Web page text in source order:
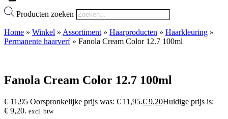
Producten zoeken
Home » Winkel » Assortiment » Haarproducten » Haarkleuring »
Permanente haarverf» Fanola Cream Color 12.7 100ml
Fanola Cream Color 12.7 100ml
€11,95 Oorspronkelijke prijs was: € 11,95.€ 9,20Huidige prijs is:
€ 9,20. excl. btw